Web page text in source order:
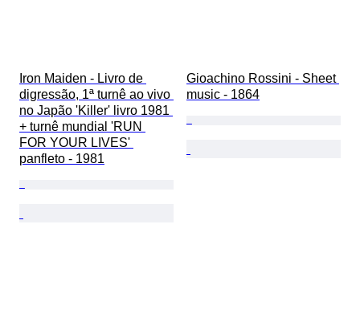
Iron Maiden - Livro de
digressão, 1ª turnê ao vivo
no Japão 'Killer' livro 1981
+ turnê mundial 'RUN
FOR YOUR LIVES'
panfleto - 1981
Gioachino Rossini - Sheet
music - 1864